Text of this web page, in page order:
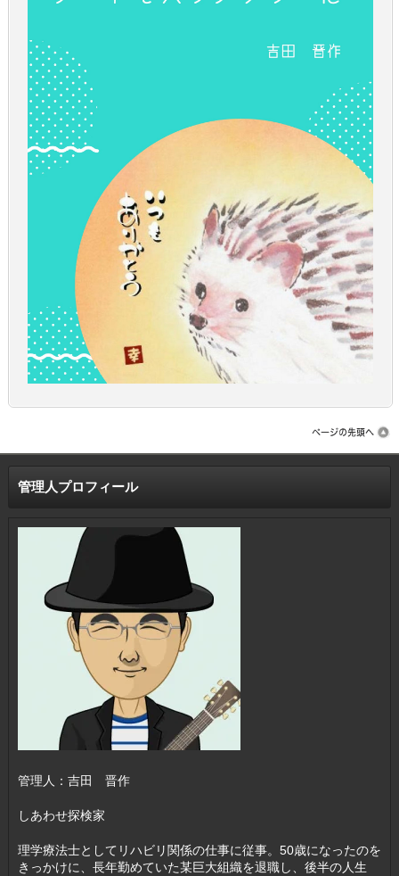
管理人プロフィール
管理人：吉田 晋作
しあわせ探検家
理学療法士としてリハビリ関係の仕事に従事。50歳になったのを
きっかけに、長年勤めていた某巨大組織を退職し、後半の人生